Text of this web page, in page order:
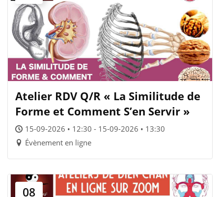
Atelier RDV Q/R « La Similitude de
Forme et Comment S’en Servir »
15-09-2026 • 12:30 - 15-09-2026 • 13:30
Évènement en ligne
08